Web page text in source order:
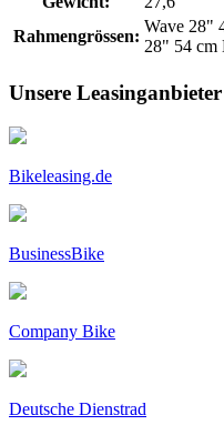
Rahmengrössen:
Wave 28"
28" 54 cm
Unsere Leasinganbieter
Bikeleasing.de
BusinessBike
Company Bike
Deutsche Dienstrad